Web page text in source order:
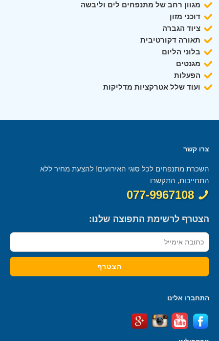
מגוון רחב של מתנפחים לים וליבשה
דוכני מזון
ציוד הגברה
תאורה דקורטיבית
בלוני הליום
מגנטים
הפעלות
ועוד שלל אטרקציות מדליקות
צרו קשר
השכרת מתנפחים לכל סוגי האירועים! להצעת מחיר ללא
התחייבות, התקשרו
077-9967108
הצטרף לרשימת התפוצה שלנו:
התחברו אלינו